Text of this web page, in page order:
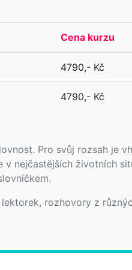
Pro svůj rozsah je
nejčastějších životních
rozhovory z
Cena kurzu
4790,- Kč
4790,- Kč